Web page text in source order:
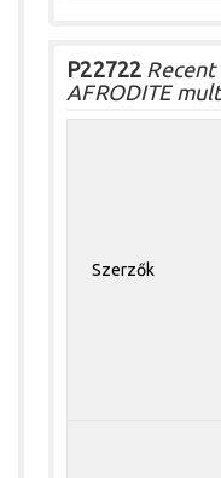
P22722
AFRODITE
Szerzők